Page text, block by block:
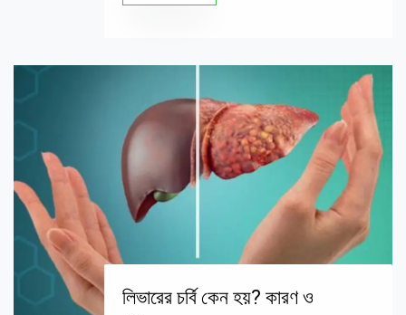
লিভারের চর্বি কেন হয়? কারণ ও